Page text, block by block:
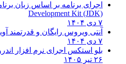
اجرای برنامه بر اساس زبان برنامه
Development Kit (JDK)
آنتی ویروس رایگان و قدرتمند آویرا
بلو استکس اجرای نرم افزار اندروید در